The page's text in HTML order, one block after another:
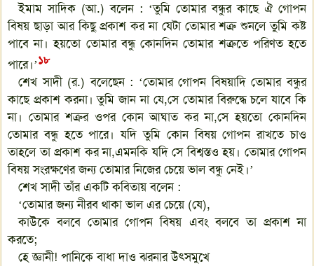
ইমাম সাদিক (আ.) বলেন : ‘তুমি তোমার বন্ধুর কাছে ঐ গোপন
বিষয় ছাড়া আর কিছু প্রকাশ কর না যেটা তোমার শত্রু শুনলে তুমি কষ্ট
পাবে না। হয়তো তোমার বন্ধু কোনদিন তোমার শত্রুতে পরিণত হতে
পারে।’১৮
শেখ সাদী (র.) বলেছেন : ‘তোমার গোপন বিষয়াদি তোমার বন্ধুর
কাছে প্রকাশ করনা। তুমি জান না যে,সে তোমার বিরুদ্ধে চলে যাবে কি
না। তোমার শত্রুর ওপর কোন আঘাত কর না,সে হয়তো কোনদিন
তোমার বন্ধু হতে পারে। যদি তুমি কোন বিষয় গোপন রাখতে চাও
তাহলে তা প্রকাশ কর না,এমনকি যদি সে বিশ্বস্তও হয়। তোমার গোপন
বিষয় সংরক্ষণের জন্য তোমার নিজের চেয়ে ভাল বন্ধু নেই।’
শেখ সাদী তাঁর একটি কবিতায় বলেন :
‘তোমার জন্য নীরব থাকা ভাল এর চেয়ে (যে),
কাউকে বলবে তোমার গোপন বিষয় এবং বলবে তা প্রকাশ না
করতে;
হে জ্ঞানী! পানিকে বাধা দাও ঝরনার উৎসমুখে